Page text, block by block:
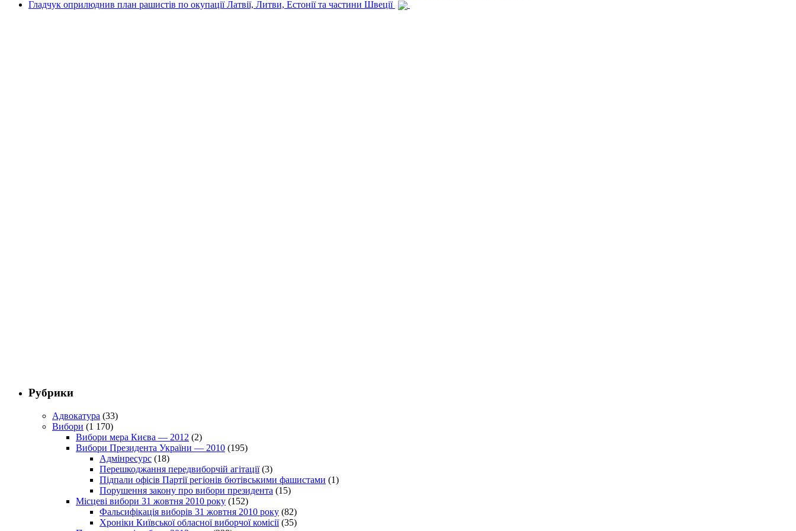
Гладчук оприлюднив план рашистів по окупації Латвії, Литви, Естонії та частини Швеції
Рубрики
Адвокатура (33)
Вибори (1 170)
Вибори мера Києва — 2012 (2)
Вибори Президента України — 2010 (195)
Адмінресурс (18)
Перешкоджання передвиборчій агітації(3)
Підпали офісів Партії регіонів бютівськими фашистами (1)
Порушення закону про вибори президента (15)
Місцеві вибори 31 жовтня 2010 року (152)
Фальсифікація виборів 31 жовтня 2010 року (82)
Хроніки Київської обласної виборчої комісії(35)